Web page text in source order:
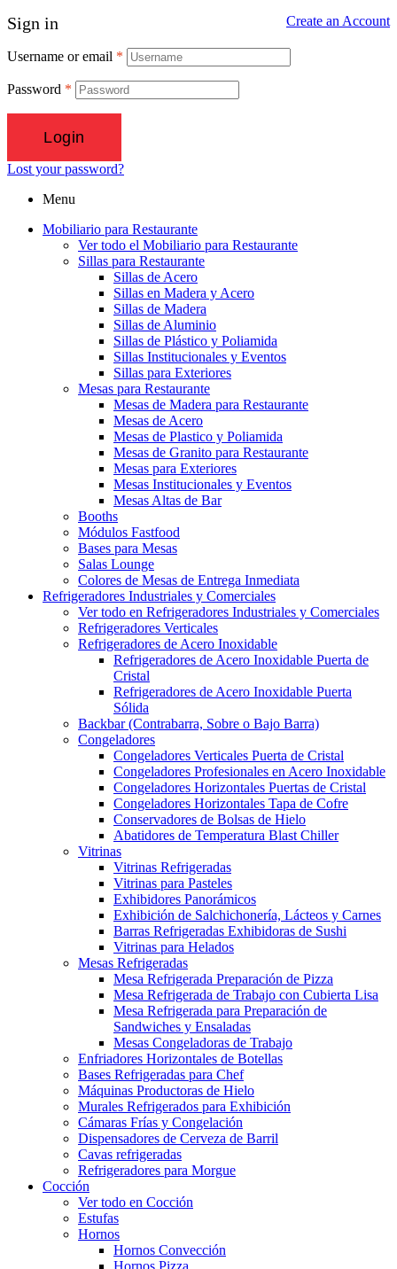
Sign in Create an Account
Username or email *
Password *
Login
Lost your password?
Menu
Mobiliario para Restaurante
Ver todo el Mobiliario para Restaurante
Sillas para Restaurante
Sillas de Acero
Sillas en Madera y Acero
Sillas de Madera
Sillas de Aluminio
Sillas de Plástico y Poliamida
Sillas Institucionales y Eventos
Sillas para Exteriores
Mesas para Restaurante
Mesas de Madera para Restaurante
Mesas de Acero
Mesas de Plastico y Poliamida
Mesas de Granito para Restaurante
Mesas para Exteriores
Mesas Institucionales y Eventos
Mesas Altas de Bar
Booths
Módulos Fastfood
Bases para Mesas
Salas Lounge
Colores de Mesas de Entrega Inmediata
Refrigeradores Industriales y Comerciales
Ver todo en Refrigeradores Industriales y Comerciales
Refrigeradores Verticales
Refrigeradores de Acero Inoxidable
Refrigeradores de Acero Inoxidable Puerta de
Cristal
Refrigeradores de Acero Inoxidable Puerta
Sólida
Backbar (Contrabarra, Sobre o Bajo Barra)
Congeladores
Congeladores Verticales Puerta de Cristal
Congeladores Profesionales en Acero Inoxidable
Congeladores Horizontales Puertas de Cristal
Congeladores Horizontales Tapa de Cofre
Conservadores de Bolsas de Hielo
Abatidores de Temperatura Blast Chiller
Vitrinas
Vitrinas Refrigeradas
Vitrinas para Pasteles
Exhibidores Panorámicos
Exhibición de Salchichonería, Lácteos y Carnes
Barras Refrigeradas Exhibidoras de Sushi
Vitrinas para Helados
Mesas Refrigeradas
Mesa Refrigerada Preparación de Pizza
Mesa Refrigerada de Trabajo con Cubierta Lisa
Mesa Refrigerada para Preparación de
Sandwiches y Ensaladas
Mesas Congeladoras de Trabajo
Enfriadores Horizontales de Botellas
Bases Refrigeradas para Chef
Máquinas Productoras de Hielo
Murales Refrigerados para Exhibición
Cámaras Frías y Congelación
Dispensadores de Cerveza de Barril
Cavas refrigeradas
Refrigeradores para Morgue
Cocción
Ver todo en Cocción
Estufas
Hornos
Hornos Convección
Hornos Pizza